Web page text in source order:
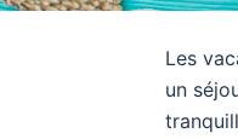
Les
un